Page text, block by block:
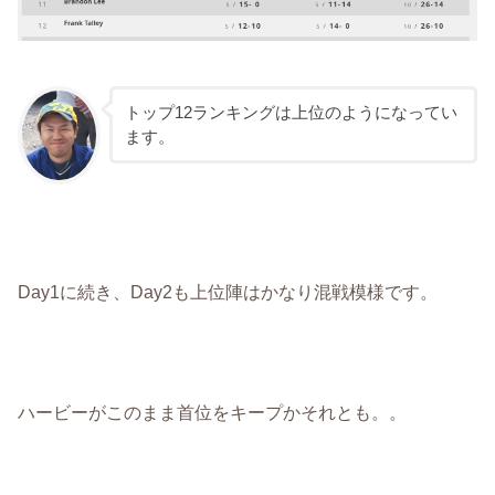
トップ12ランキングは上位のようになってい
ます。
Day1に続き、Day2も上位陣はかなり混戦模様です。
ハービーがこのまま首位をキープかそれとも。。